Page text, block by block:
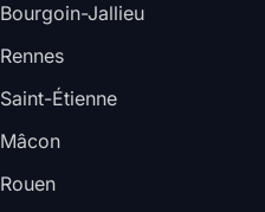
Jallieu
Étienne